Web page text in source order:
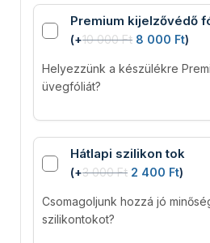
Premium kijelzővédő
(+10 000Ft 8 000 Ft)
Helyezzünk a készülékre
üvegfóliát?
Hátlapi szilikon tok
(+3 000Ft 2 400 Ft)
Csomagoljunk hozzá jó
szilikontokot?